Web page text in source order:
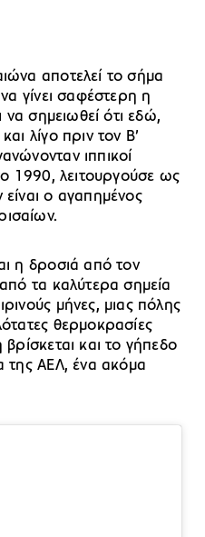
αποτελεί το σήμα
γίνει σαφέστερη η
να σημειωθεί ότι εδώ,
λίγο πριν τον Β’
ιππικοί
1990, λειτουργούσε ως
ο αγαπημένος
η δροσιά από τον
τα καλύτερα σημεία
μήνες, μιας πόλης
θερμοκρασίες
και το γήπεδο
της ΑΕΛ, ένα ακόμα